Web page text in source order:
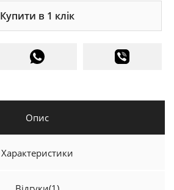
Купити в 1 клік
Опис
Характеристики